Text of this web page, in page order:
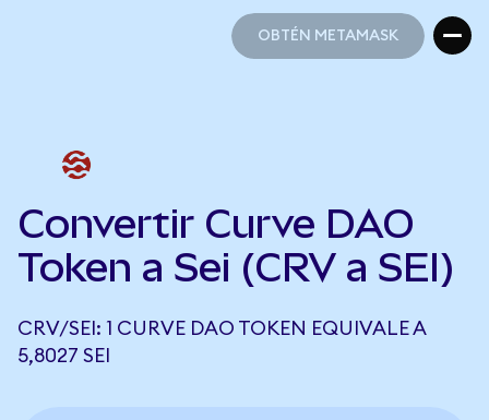
OBTÉN METAMASK
Convertir Curve DAO
Token a Sei (CRV a SEI)
CRV/SEI: 1 CURVE DAO TOKEN EQUIVALE A
5,8027 SEI